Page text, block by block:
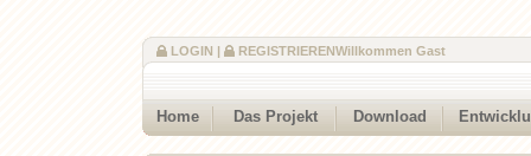
Willkommen Gast
LOGIN | REGISTRIEREN
Home Das Projekt Download